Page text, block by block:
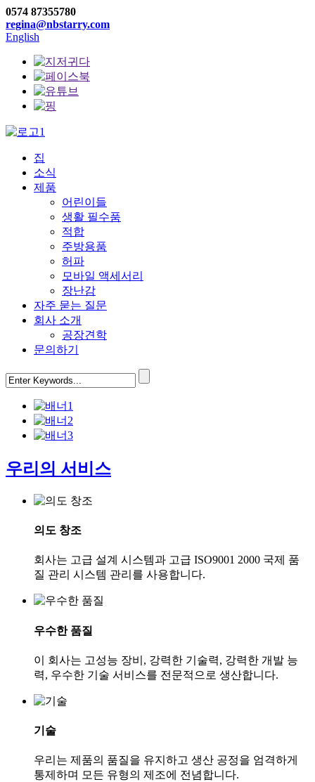
0574 87355780
regina@nbstarry.com
English
집
소식
제품
어린이들
생활 필수품
적합
주방용품
허파
모바일 액세서리
장난감
자주 묻는 질문
회사 소개
공장견학
문의하기
우리의 서비스
의도 창조
회사는 고급 설계 시스템과 고급 ISO9001 2000 국제 품
질 관리 시스템 관리를 사용합니다.
우수한 품질
이 회사는 고성능 장비, 강력한 기술력, 강력한 개발 능
력, 우수한 기술 서비스를 전문적으로 생산합니다.
기술
우리는 제품의 품질을 유지하고 생산 공정을 엄격하게
통제하며 모든 유형의 제조에 전념합니다.